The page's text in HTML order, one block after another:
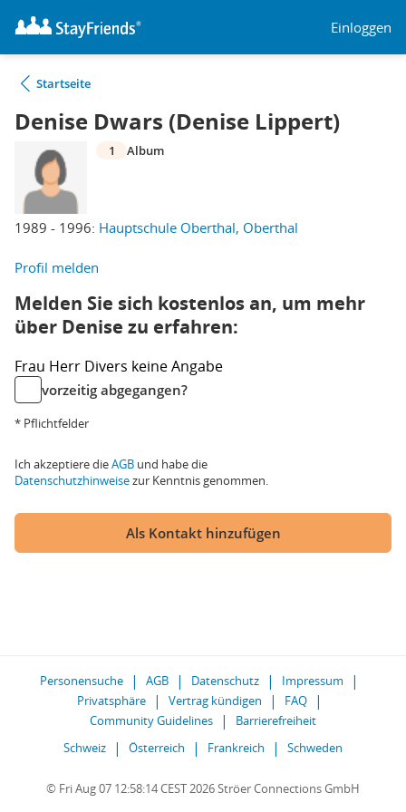
Einloggen
Startseite
Denise Dwars (Denise Lippert)
1989 - 1996: Hauptschule Oberthal, Oberthal
1 Album
Profil melden
Melden Sie sich kostenlos an, um mehr
über Denise zu erfahren:
Frau Herr Divers keine Angabe
vorzeitig abgegangen?
* Pflichtfelder
Ich akzeptiere dieAGB und habe die
Datenschutzhinweisezur Kenntnis genommen.
Als Kontakt hinzufügen
Personensuche AGB Datenschutz
Impressum
Privatsphäre
Vertrag kündigen
FAQ
Community Guidelines
Barrierefreiheit
Schweiz
Österreich Frankreich Schweden
© Fri Aug 07 12:58:14 CEST 2026 Ströer Connections GmbH